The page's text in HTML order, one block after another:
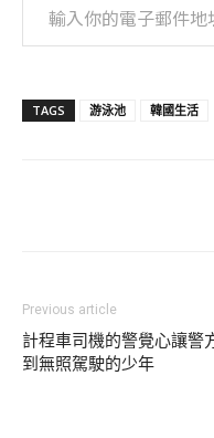
TAGS 游泳池 韓國生活
Previous article
計程車司機的警覺心讓警
到無照駕駛的少年